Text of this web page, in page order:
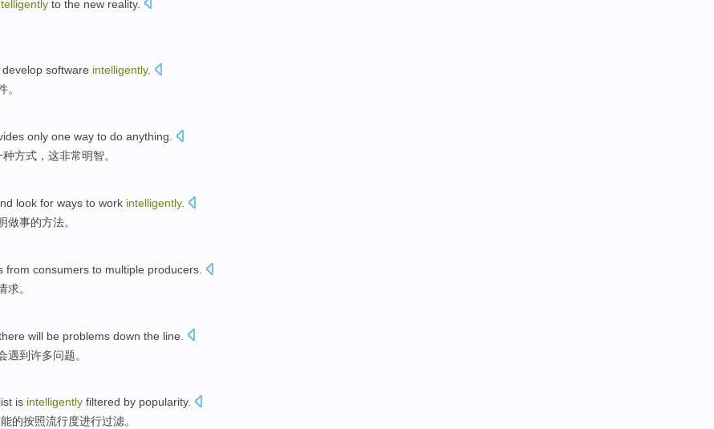
to the new reality.
develop software intelligently.
。
only one way to do anything
种方式 ，这非常明智。
look for ways to work intelligently.
做事的方法。
from consumers to multiple producers
求。
will be problems down the line.
遇到许多问题。
list is intelligently filtered by popularity.
的按照流行度进行过滤。